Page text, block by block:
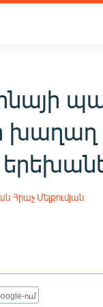
Հրաչ Մելքումյան
ում